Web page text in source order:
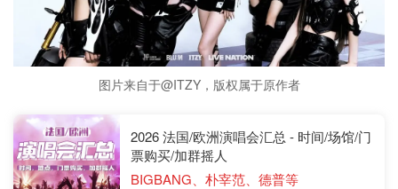
图片来自于@ITZY，版权属于原作者
2026 法国/欧洲演唱会汇总 - 时间/场馆/门
票购买/加群摇人
BIGBANG、朴宰范、德普等